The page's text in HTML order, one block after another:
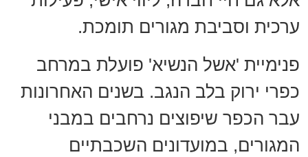
ערכית וסביבת מגורים תומכת.
פנימיית 'אשל הנשיא' פועלת במרחב
כפרי ירוק בלב הנגב. בשנים האחרונות
עבר הכפר שיפוצים נרחבים במבני
המגורים, במועדונים השכבתיים